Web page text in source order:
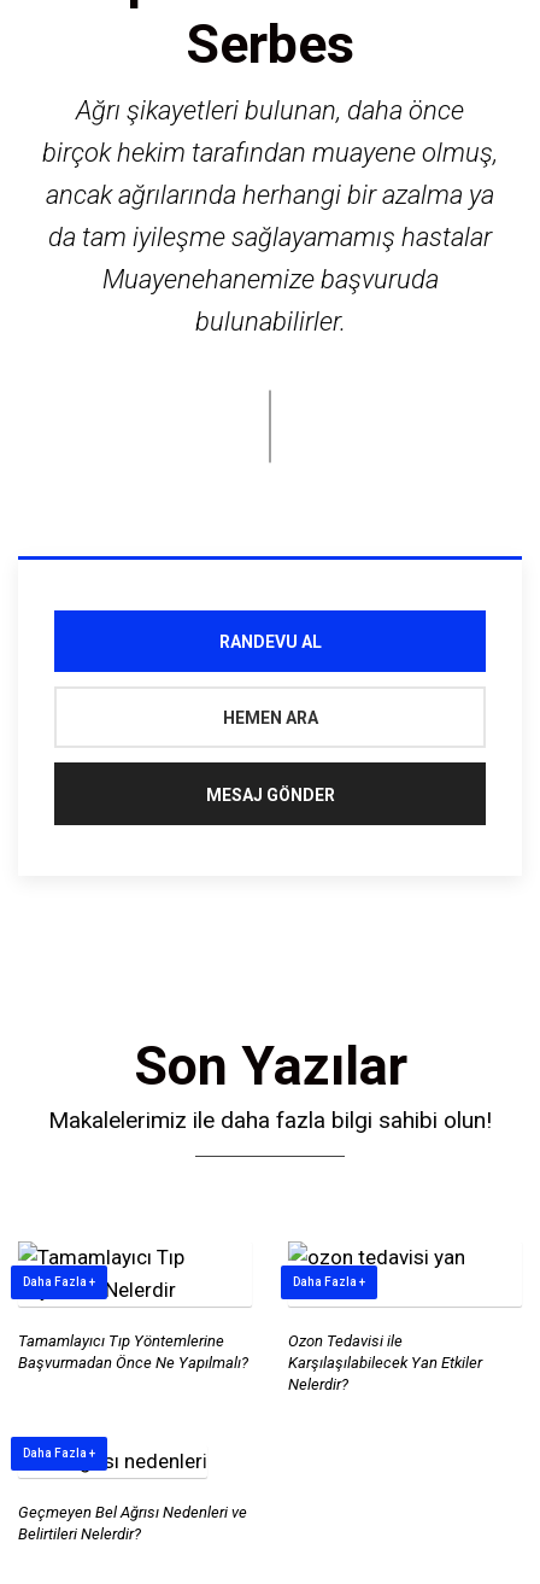
Serbes
Ağrı şikayetleri bulunan, daha önce
birçok hekim tarafından muayene olmuş,
ancak ağrılarında herhangi bir azalma ya
da tam iyileşme sağlayamamış hastalar
Muayenehanemize başvuruda
bulunabilirler.
RANDEVU AL
HEMEN ARA
MESAJ GÖNDER
Son Yazılar
Makalelerimiz ile daha fazla bilgi sahibi olun!
Daha Fazla +
Tamamlayıcı Tıp Yöntemlerine
Başvurmadan Önce Ne Yapılmalı?
Daha Fazla +
Ozon Tedavisi ile
Karşılaşılabilecek Yan Etkiler
Nelerdir?
Daha Fazla +
Geçmeyen Bel Ağrısı Nedenleri ve
Belirtileri Nelerdir?